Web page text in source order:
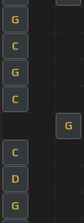
G
C
G
C
G
C
D
G